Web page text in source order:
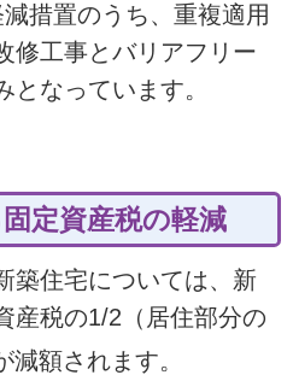
措置のうち、重複適用
修工事とバリアフリー
となっています。
定資産税の軽減
築住宅については、新
産税の1/2（居住部分の
減額されます。